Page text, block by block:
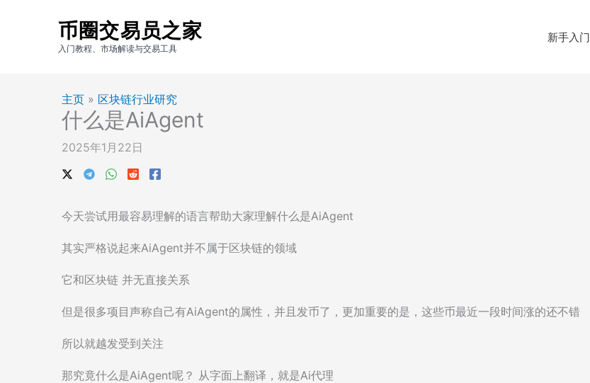
币圈交易员之家
入门教程、市场解读与交易工具
新手入门
主页 » 区块链行业研究
什么是AiAgent
2025年1月22日
今天尝试用最容易理解的语言帮助大家理解什么是AiAgent
其实严格说起来AiAgent并不属于区块链的领域
它和区块链 并无直接关系
但是很多项目声称自己有AiAgent的属性，并且发币了，更加重要的是，这些币最近一段时间涨的还不错
所以就越发受到关注
那究竟什么是AiAgent呢？ 从字面上翻译，就是Ai代理